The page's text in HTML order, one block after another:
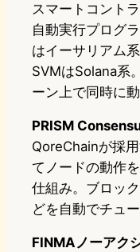
スマートコント
自動実行プログ
はイーサリアム
SVMはSolana系
ーン上で同時に
PRISM
QoreChainが採
てノードの動作
仕組み。ブロッ
どを自動でチュ
FINMAノーアク